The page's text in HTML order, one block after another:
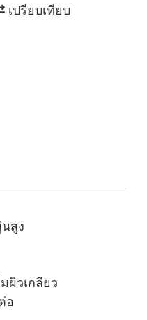
เปรียบเทียบ
สูง
ผิวเกลียว
อ